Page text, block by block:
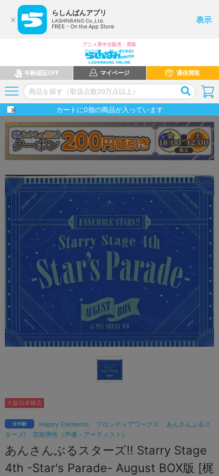
らしんばんアプリ
LASHINBANG Co.,Ltd.
FREE - On the App Store
表示
アニメ系中古販売・買取
年齢認証OFF マイページ 通信買取
カートに0個の商品が入っています
Happy Elements フロンティアワークス
あんさんぶるス
ターズ!
芸能男性（声優・アーティスト）
全年齢
あんさんぶるスターズ!! Starry Stage
4th -Star's Parade- August BOX版 [梶
大阪日本橋店